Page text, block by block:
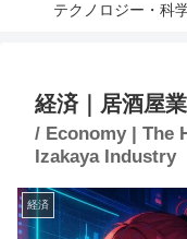
テクノロジー・科
経済｜居酒屋
/ Economy | The
Izakaya Industry
経済